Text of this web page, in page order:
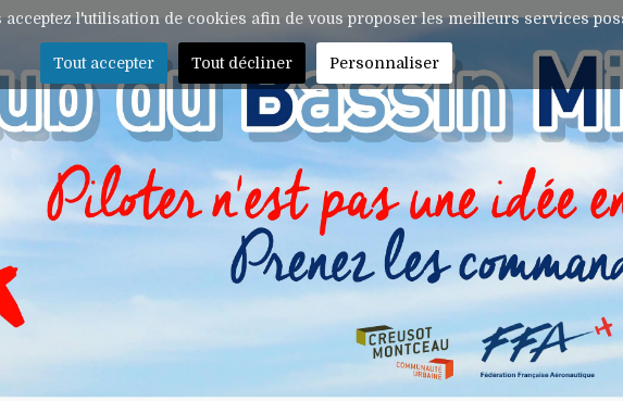
acceptez l'utilisation de cookies afin de vous proposer les meilleurs services
Tout accepter Tout décliner Personnaliser